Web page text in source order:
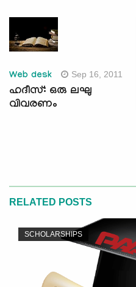
Web desk Sep 16, 2011
ഹദീസ്: ഒരു ലഘു
വിവരണം
RELATED POSTS
SCHOLARSHIPS